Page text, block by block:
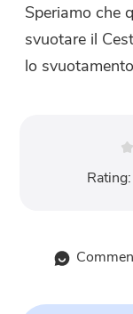
Speriamo che
svuotare il
lo
Rating: